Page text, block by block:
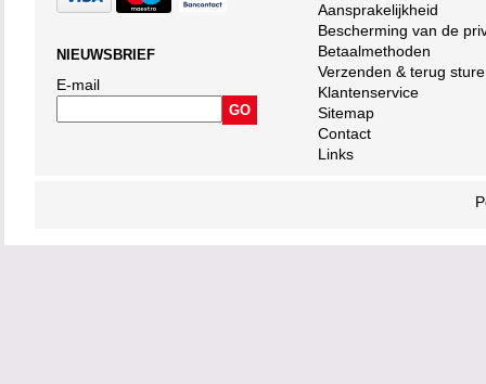
NIEUWSBRIEF
E-mail
Aansprakelijkheid
Bescherming van de
Betaalmethoden
Verzenden & terug
Klantenservice
Sitemap
Contact
Links